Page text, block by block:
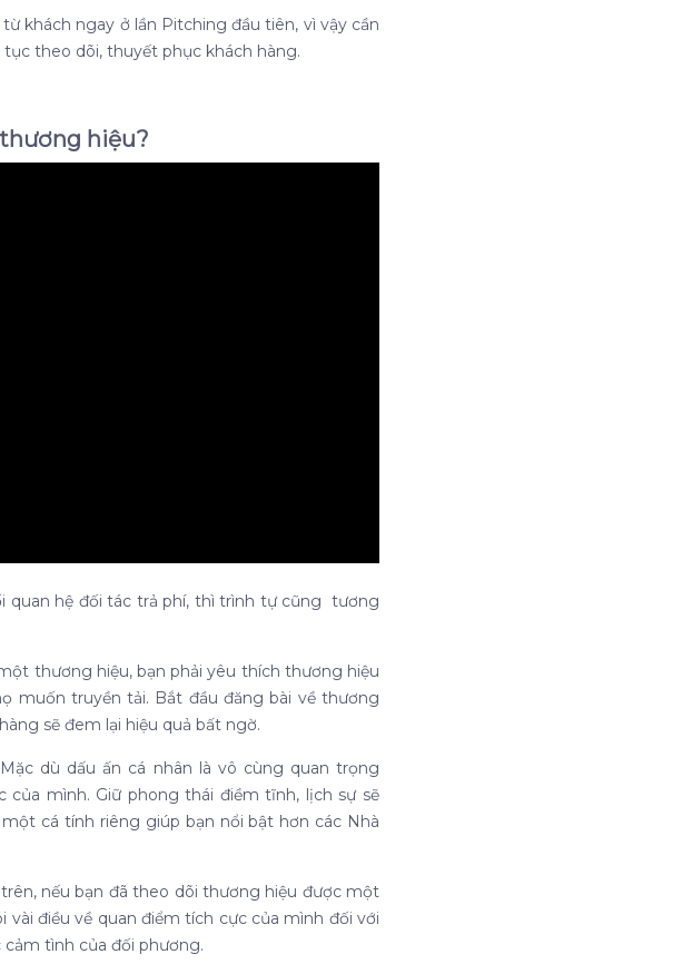
khách ngay ở lần Pitching đầu tiên, vì vậy cần
theo dõi, thuyết phục khách hàng.
hiệu?
quan hệ đối tác trả phí, thì trình tự cũng tương
thương hiệu, bạn phải yêu thích thương hiệu
muốn truyền tải. Bắt đầu đăng bài về thương
sẽ đem lại hiệu quả bất ngờ.
dù dấu ấn cá nhân là vô cùng quan trọng
mình. Giữ phong thái điềm tĩnh, lịch sự sẽ
cá tính riêng giúp bạn nổi bật hơn các Nhà
nếu bạn đã theo dõi thương hiệu được một
vài điều về quan điểm tích cực của mình đối với
tình của đối phương.